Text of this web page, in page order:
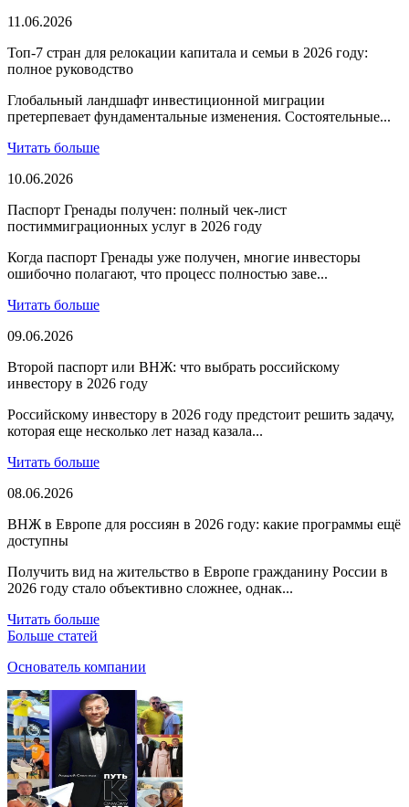
11.06.2026
Топ-7 стран для релокации капитала и семьи в 2026 году:
полное руководство
Глобальный ландшафт инвестиционной миграции
претерпевает фундаментальные изменения. Состоятельные...
Читать больше
10.06.2026
Паспорт Гренады получен: полный чек-лист
постиммиграционных услуг в 2026 году
Когда паспорт Гренады уже получен, многие инвесторы
ошибочно полагают, что процесс полностью заве...
Читать больше
09.06.2026
Второй паспорт или ВНЖ: что выбрать российскому
инвестору в 2026 году
Российскому инвестору в 2026 году предстоит решить задачу,
которая еще несколько лет назад казала...
Читать больше
08.06.2026
ВНЖ в Европе для россиян в 2026 году: какие программы ещё
доступны
Получить вид на жительство в Европе гражданину России в
2026 году стало объективно сложнее, однак...
Читать больше
Больше статей
Основатель компании